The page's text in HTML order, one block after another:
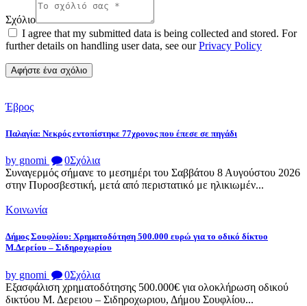
Σχόλιο
I agree that my submitted data is being collected and stored. For
further details on handling user data, see ourPrivacy Policy
Έβρος
Παλαγία: Νεκρός εντοπίστηκε 77χρονος που έπεσε σε πηγάδι
by gnomi 0Σχόλια
Συναγερμός σήμανε το μεσημέρι του Σαββάτου 8 Αυγούστου 2026
στην Πυροσβεστική, μετά από περιστατικό με ηλικιωμέν...
Κοινωνία
Δήμος Σουφλίου: Χρηματοδότηση 500.000 ευρώ για το οδικό δίκτυο
Μ.Δερείου – Σιδηροχωρίου
by gnomi 0Σχόλια
Εξασφάλιση χρηματοδότησης 500.000€ για ολοκλήρωση οδικού
δικτύου Μ. Δερειου – Σιδηροχωριου, Δήμου Σουφλίου...